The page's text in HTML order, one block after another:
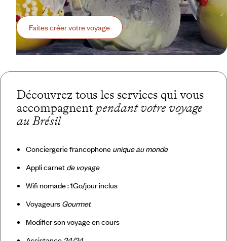
Faites créer votre voyage
Découvrez tous les services qui vous
accompagnent pendant votre voyage
au Brésil
Conciergerie francophone unique au monde
Appli carnet de voyage
Wifi nomade : 1Go/jour inclus
Voyageurs Gourmet
Modifier son voyage en cours